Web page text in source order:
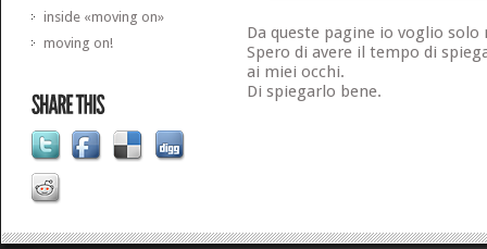
inside «moving on»
moving on!
Da queste pagine io voglio
Spero di avere il tempo di
ai miei occhi.
Di spiegarlo bene.